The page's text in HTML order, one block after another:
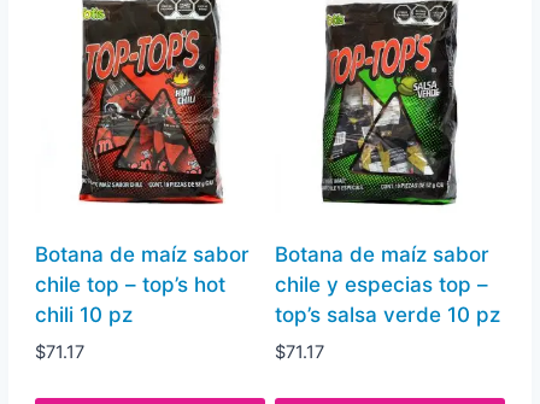
Botana de maíz sabor
chile top – top’s hot
chili 10 pz
$71.17
Botana de maíz sabor
chile y especias top –
top’s salsa verde 10 pz
$71.17